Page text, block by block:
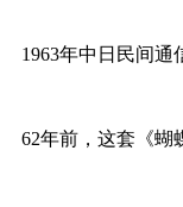
1963年中日民间通
62年前，这套《蝴